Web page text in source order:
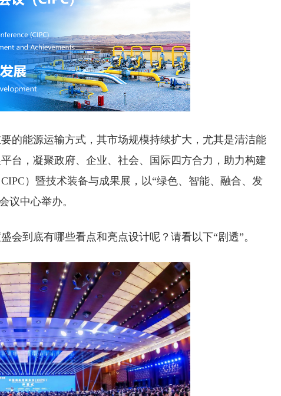
的能源运输方式，其市场规模持续扩大，尤其是清洁能
台，凝聚政府、企业、社会、国际四方合力，助力构建
）暨技术装备与成果展，以“绿色、智能、融合、发
议中心举办。
会到底有哪些看点和亮点设计呢？请看以下“剧透”。